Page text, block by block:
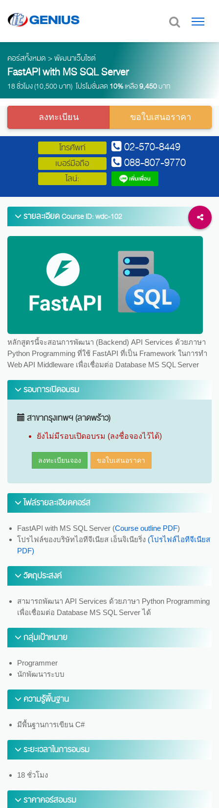
คอร์สทั้งหมด >พัฒนาเว็บไซต์
FastAPI with MS SQL Server
18 ชั่วโมง (10,500 บาท) โปรโมชั่นลด 10%เหลือ9,450บาท
ลงทะเบียน ขอใบเสนอราคา
โทรศัพท์ 02-570-8449
เบอร์มือถือ 088-807-9770
ไลน์:
รายละเอียดCourse ID: wdc-102
หลักสูตรนี้จะสอนการพัฒนา (Backend) API Services ด้วยภาษา
Python Programming ที่ใช้ FastAPI ที่เป็น Framework ในการทำ
Web API Middleware เพื่อเชื่อมต่อ Database MS SQL Server
รอบการเปิดอบรม
สาขากรุงเทพฯ (ลาดพร้าว)
ยังไม่มีรอบเปิดอบรม (ลงชื่อจองไว้ได้)
ลงทะเบียนจอง ขอใบเสนอราคา
ไฟล์รายละเอียดคอร์ส
FastAPI with MS SQL Server (Course outline PDF)
โปรไฟล์ของบริษัทไอทีจีเนียส เอ็นจิเนียริ่ง (โปรไฟล์ไอทีจีเนียส
PDF)
วัตถุประสงค์
สามารถพัฒนา API Services ด้วยภาษา Python Programming
เพื่อเชื่อมต่อ Database MS SQL Server ได้
กลุ่มเป้าหมาย
Programmer
นักพัฒนาระบบ
ความรู้พื้นฐาน
มีพื้นฐานการเขียน C#
ระยะเวลาในการอบรม
18 ชั่วโมง
ราคาคอร์สอบรม